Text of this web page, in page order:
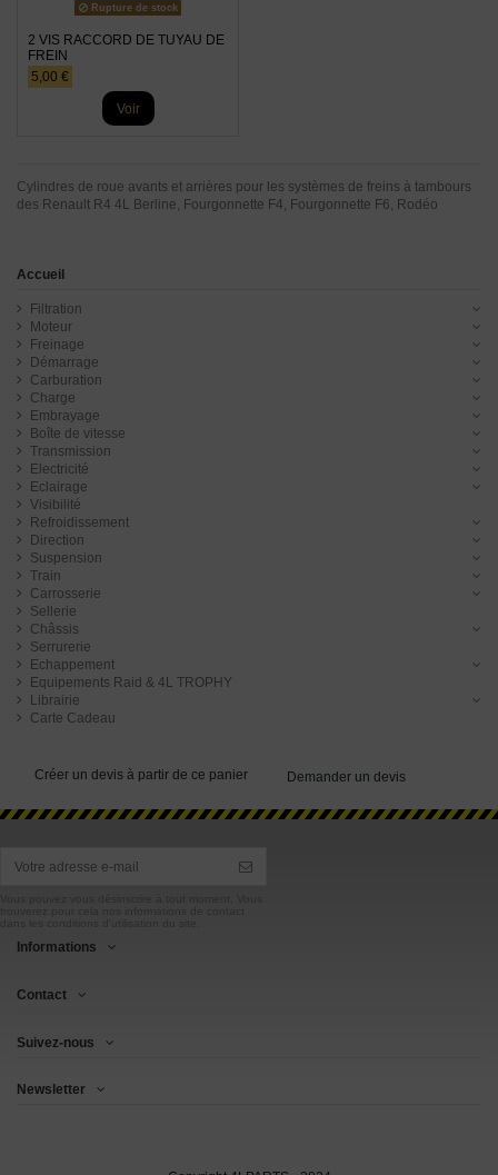
Rupture de stock
2 VIS RACCORD DE TUYAU DE
FREIN
5,00 €
Voir
Cylindres de roue avants et arrières pour les systèmes de freins à tambours
des Renault R4 4L Berline, Fourgonnette F4, Fourgonnette F6, Rodéo
Accueil
Filtration
Moteur
Freinage
Démarrage
Carburation
Charge
Embrayage
Boîte de vitesse
Transmission
Electricité
Eclairage
Visibilité
Refroidissement
Direction
Suspension
Train
Carrosserie
Sellerie
Châssis
Serrurerie
Echappement
Equipements Raid & 4L TROPHY
Librairie
Carte Cadeau
Créer un devis à partir de ce panier Demander un devis
Informations
Contact
Suivez-nous
Newsletter